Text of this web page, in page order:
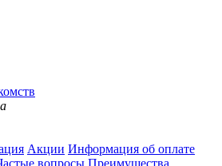
Акции Информация об оплате